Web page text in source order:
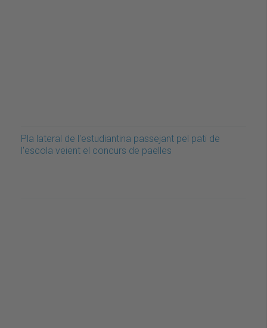
Pla lateral de l'estudiantina passejant pel pati de
l'escola veient el concurs de paelles